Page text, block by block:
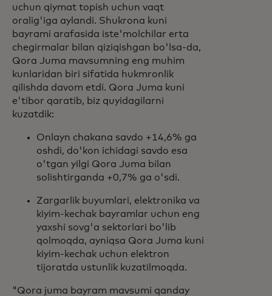
uchun qiymat topish uchun vaqt
oralig'iga aylandi. Shukrona kuni
bayrami arafasida iste'molchilar erta
chegirmalar bilan qiziqishgan bo'lsa-da,
Qora Juma mavsumning eng muhim
kunlaridan biri sifatida hukmronlik
qilishda davom etdi. Qora Juma kuni
e'tibor qaratib, biz quyidagilarni
kuzatdik:
Onlayn chakana savdo +14,6% ga
oshdi, do'kon ichidagi savdo esa
o'tgan yilgi Qora Juma bilan
solishtirganda +0,7% ga o'sdi.
Zargarlik buyumlari, elektronika va
kiyim-kechak bayramlar uchun eng
yaxshi sovg'a sektorlari bo'lib
qolmoqda, ayniqsa Qora Juma kuni
kiyim-kechak uchun elektron
tijoratda ustunlik kuzatilmoqda.
"Qora juma bayram mavsumi qanday